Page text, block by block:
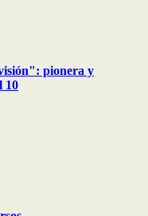
pionera y
10